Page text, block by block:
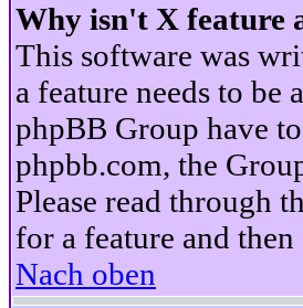
Why isn't X feature
This software was
a feature needs to be
phpBB Group have
phpbb.com, the
Please read through
for a feature and
Nach oben